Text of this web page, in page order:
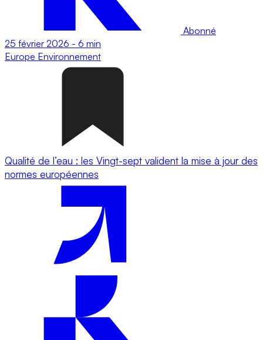
Abonné
25 février 2026 - 6 min
Europe Environnement
Qualité de l’eau : les Vingt-sept valident la mise à jour des
normes européennes